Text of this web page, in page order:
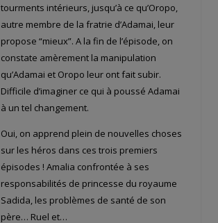
tourments intérieurs, jusqu’à ce qu’Oropo,
autre membre de la fratrie d’Adamai, leur
propose “mieux”. A la fin de l’épisode, on
constate amèrement la manipulation
qu’Adamai et Oropo leur ont fait subir.
Difficile d’imaginer ce qui à poussé Adamai
à un tel changement.
Oui, on apprend plein de nouvelles choses
sur les héros dans ces trois premiers
épisodes ! Amalia confrontée à ses
responsabilités de princesse du royaume
Sadida, les problèmes de santé de son
père… Ruel et…